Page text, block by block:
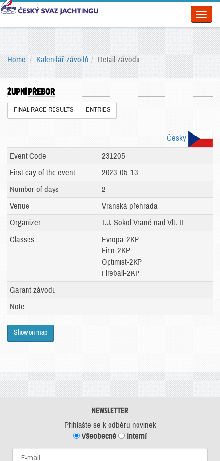
Home Kalendář závodů Detail závodu
ŽUPNÍ PŘEBOR
FINAL RACE RESULTS ENTRIES
Česky
Event Code
231205
First day of the event
2023-05-13
Number of days
2
Venue
Vranská přehrada
Organizer
T.J. Sokol Vrané nad Vlt. II
Classes
Evropa-2KP
Finn-2KP
Optimist-2KP
Fireball-2KP
Garant závodu
Note
Show on map
NEWSLETTER
Přihlašte se k odběru novinek
Všeobecné
Interní